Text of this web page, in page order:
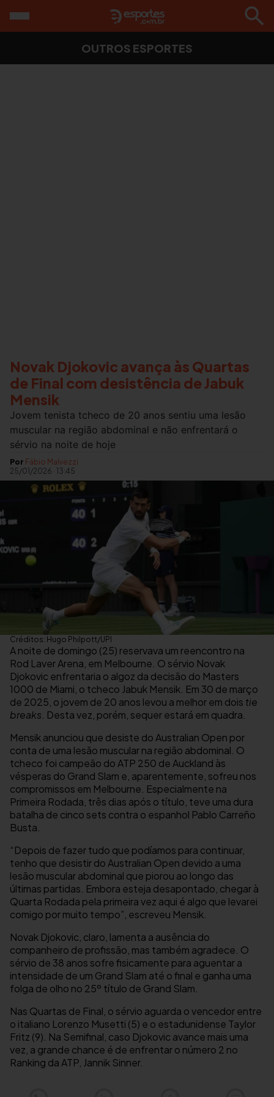
OUTROS ESPORTES
Novak Djokovic avança às Quartas
de Final com desistência de Jabuk
Mensik
Jovem tenista tcheco de 20 anos sentiu uma lesão
muscular na região abdominal e não enfrentará o
sérvio na noite de hoje
Por Fábio Malvezzi
25/01/2026 · 13:45
Créditos: Hugo Philpott/UPI
A noite de domingo (25) reservava um reencontro na
Rod Laver Arena, em Melbourne. O sérvio Novak
Djokovic enfrentaria o algoz da decisão do Masters
1000 de Miami, o tcheco Jabuk Mensik. Em 30 de março
de 2025, o jovem de 20 anos levou a melhor em dois tie
breaks. Desta vez, porém, sequer estará em quadra.
Mensik anunciou que desiste do Australian Open por
conta de uma lesão muscular na região abdominal. O
tcheco foi campeão do ATP 250 de Auckland às
vésperas do Grand Slam e, aparentemente, sofreu nos
compromissos em Melbourne. Especialmente na
Primeira Rodada, três dias após o título, teve uma dura
batalha de cinco sets contra o espanhol Pablo Carreño
Busta.
“Depois de fazer tudo que podíamos para continuar,
tenho que desistir do Australian Open devido a uma
lesão muscular abdominal que piorou ao longo das
últimas partidas. Embora esteja desapontado, chegar à
Quarta Rodada pela primeira vez aqui é algo que levarei
comigo por muito tempo”, escreveu Mensik.
Novak Djokovic, claro, lamenta a ausência do
companheiro de profissão, mas também agradece. O
sérvio de 38 anos sofre fisicamente para aguentar a
intensidade de um Grand Slam até o final e ganha uma
folga de olho no 25º título de Grand Slam.
Nas Quartas de Final, o sérvio aguarda o vencedor entre
o italiano Lorenzo Musetti (5) e o estadunidense Taylor
Fritz (9). Na Semifinal, caso Djokovic avance mais uma
vez, a grande chance é de enfrentar o número 2 no
Ranking da ATP, Jannik Sinner.